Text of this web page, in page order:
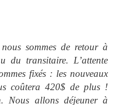
sommes de retour à
du transitaire. L’attente
fixés : les nouveaux
coûtera 420$ de plus !
Nous allons déjeuner à